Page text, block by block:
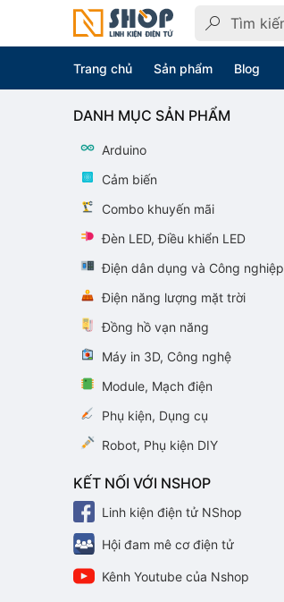
Trang chủ Sản phẩm Blog
DANH MỤC SẢN PHẨM
Arduino
Cảm biến
Combo khuyến mãi
Đèn LED, Điều khiển LED
Điện dân dụng và Công nghiệp
Điện năng lượng mặt trời
Đồng hồ vạn năng
Máy in 3D, Công nghệ
Module, Mạch điện
Phụ kiện, Dụng cụ
Robot, Phụ kiện DIY
KẾT NỐI VỚI NSHOP
Linh kiện điện tử NShop
Hội đam mê cơ điện tử
Kênh Youtube của Nshop